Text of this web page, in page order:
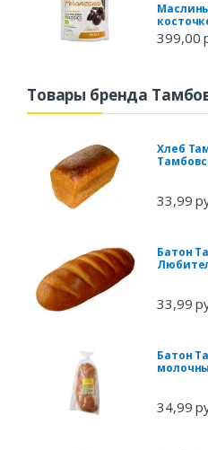
399,00
Товары бренда
Хлеб
33,99
Батон
33,99
Батон
34,99